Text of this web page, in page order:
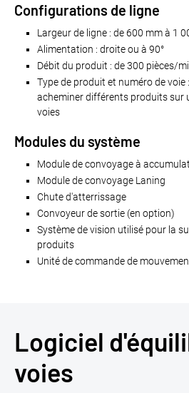
Configurations de ligne
Largeur de ligne : de 600 mm à 1
Alimentation : droite ou à 90°
Débit du produit : de 300 pièces/
Type de produit et numéro de voie
acheminer différents produits sur
voies
Modules du système
Module de convoyage à
Module de convoyage Laning
Chute d'atterrissage
Convoyeur de sortie (en option)
Système de vision utilisé pour la
produits
Unité de commande de
Logiciel
voies